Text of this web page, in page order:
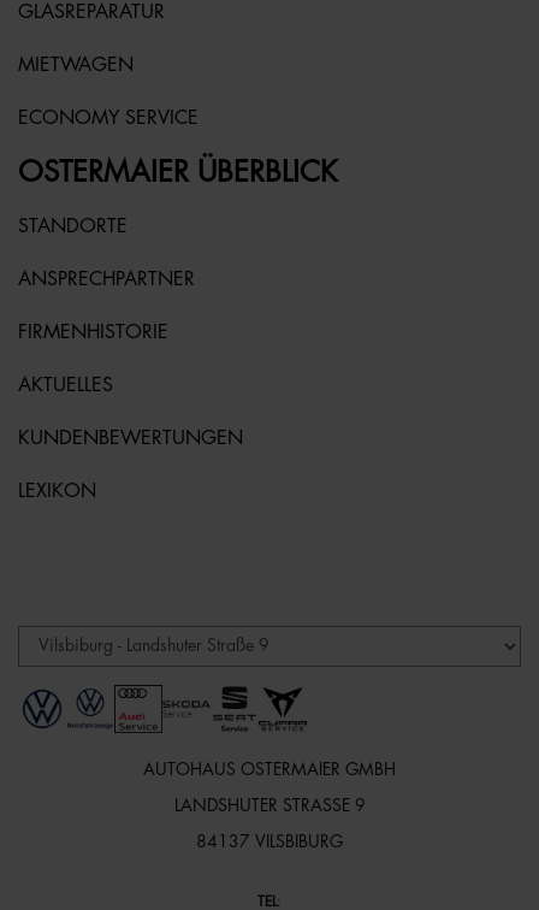
GLASREPARATUR
MIETWAGEN
ECONOMY SERVICE
OSTERMAIER ÜBERBLICK
STANDORTE
ANSPRECHPARTNER
FIRMENHISTORIE
AKTUELLES
KUNDENBEWERTUNGEN
LEXIKON
AUTOHAUS OSTERMAIER GMBH
LANDSHUTER STRASSE 9
84137 VILSBIBURG
TEL :